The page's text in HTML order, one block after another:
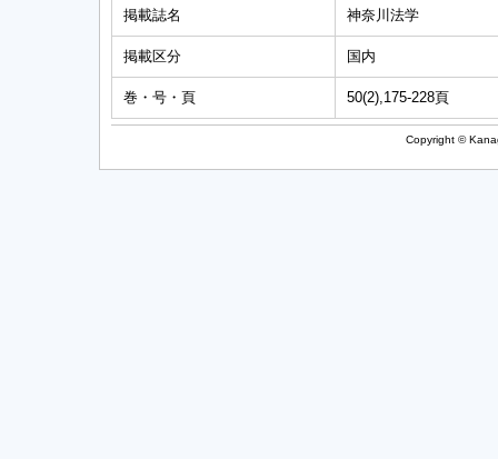
掲載誌名 神奈川法学
掲載区分 国内
巻・号・頁 50(2),175-228頁
Copyright ©